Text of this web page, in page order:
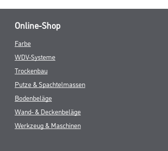
Online-Shop
Farbe
WDV-Systeme
Trockenbau
Putze & Spachtelmassen
Bodenbeläge
Wand- & Deckenbeläge
Werkzeug & Maschinen